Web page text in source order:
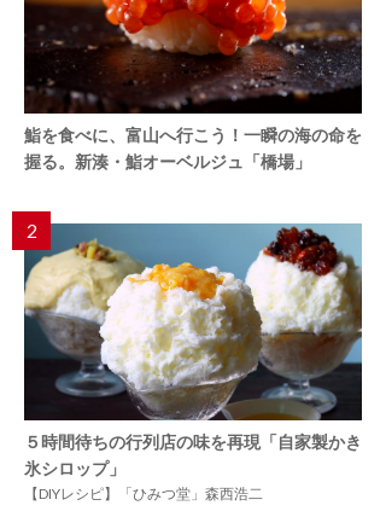
鮨を食べに、富山へ行こう！一瞬の海の命を
握る。新湊・鮨オーベルジュ「橋場」
2
５時間待ちの行列店の味を再現「自家製かき
氷シロップ」
【DIYレシピ】「ひみつ堂」森西浩二